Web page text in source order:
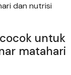
dan nutrisi
untuk
matahari